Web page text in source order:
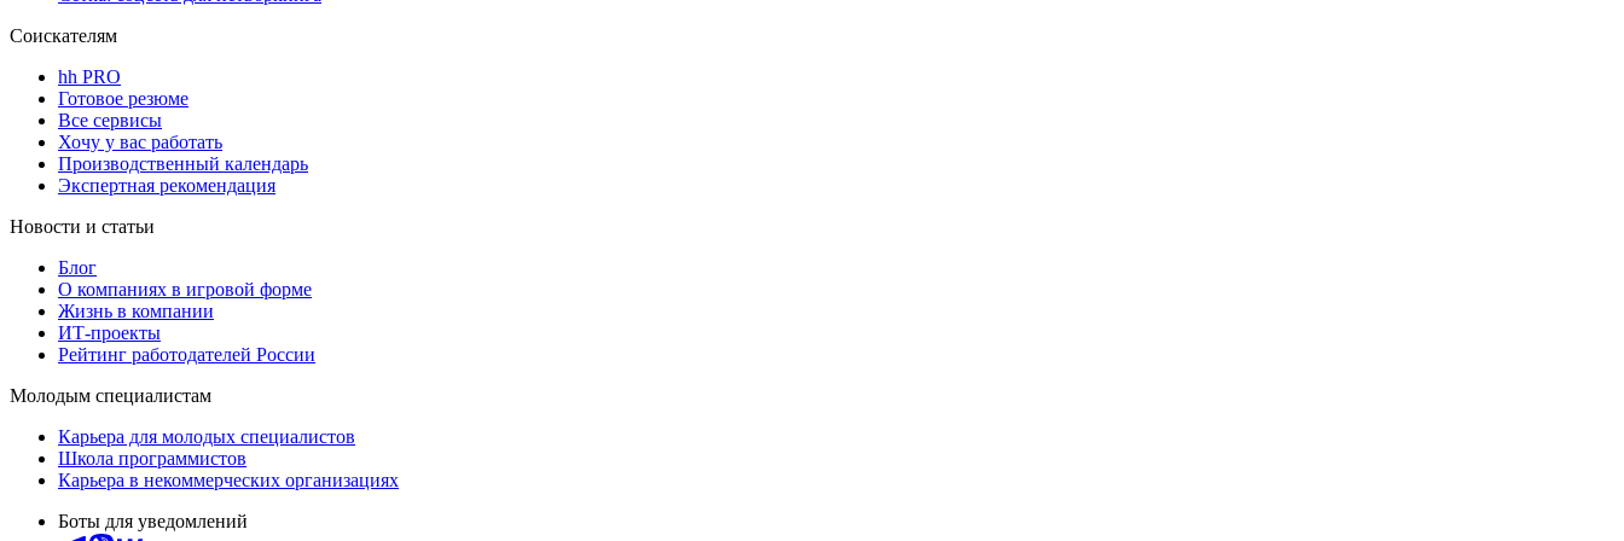
Соискателям
hh PRO
Готовое резюме
Все сервисы
Хочу у вас работать
Производственный календарь
Экспертная рекомендация
Новости и статьи
Блог
О компаниях в игровой форме
Жизнь в компании
ИТ-проекты
Рейтинг работодателей России
Молодым специалистам
Карьера для молодых специалистов
Школа программистов
Карьера в некоммерческих организациях
Боты для уведомлений